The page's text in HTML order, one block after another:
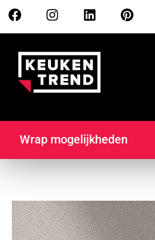
Wrap mogelijkheden